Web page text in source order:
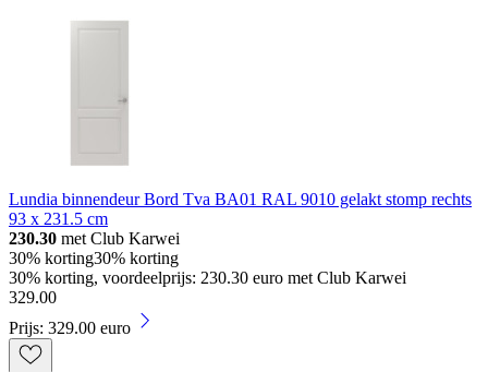
Lundia binnendeur Bord Tva BA01 RAL 9010 gelakt stomp rechts
93 x 231.5 cm
230.30 met Club Karwei
30% korting30% korting
30% korting, voordeelprijs: 230.30 euro met Club Karwei
329.00
Prijs: 329.00 euro